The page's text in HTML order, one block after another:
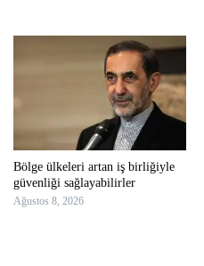
Bölge ülkeleri artan iş birliğiyle
güvenliği sağlayabilirler
Ağustos 8, 2026